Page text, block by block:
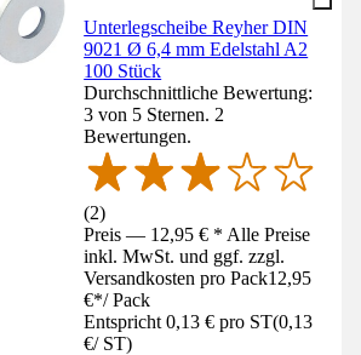
Unterlegscheibe Reyher DIN
9021 Ø 6,4 mm Edelstahl A2
100 Stück
Durchschnittliche Bewertung:
3 von 5 Sternen. 2
Bewertungen.
(2)
Preis — 12,95 € * Alle Preise
inkl. MwSt. und ggf. zzgl.
Versandkosten pro Pack12,95
€*/ Pack
Entspricht 0,13 € pro ST(0,13
€/ ST)